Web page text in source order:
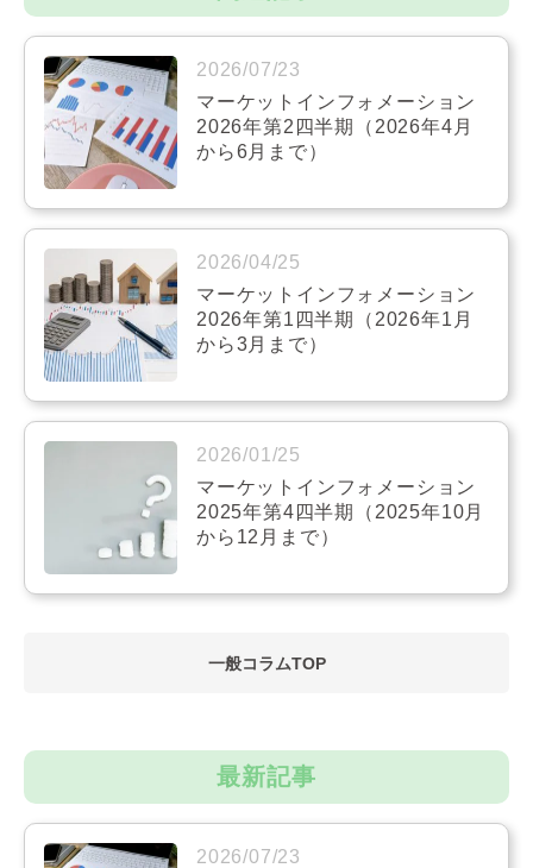
2026/07/23
マーケットインフォメーション
2026年第2四半期（2026年4月
から6月まで）
2026/04/25
マーケットインフォメーション
2026年第1四半期（2026年1月
から3月まで）
2026/01/25
マーケットインフォメーション
2025年第4四半期（2025年10月
から12月まで）
一般コラムTOP
最新記事
2026/07/23